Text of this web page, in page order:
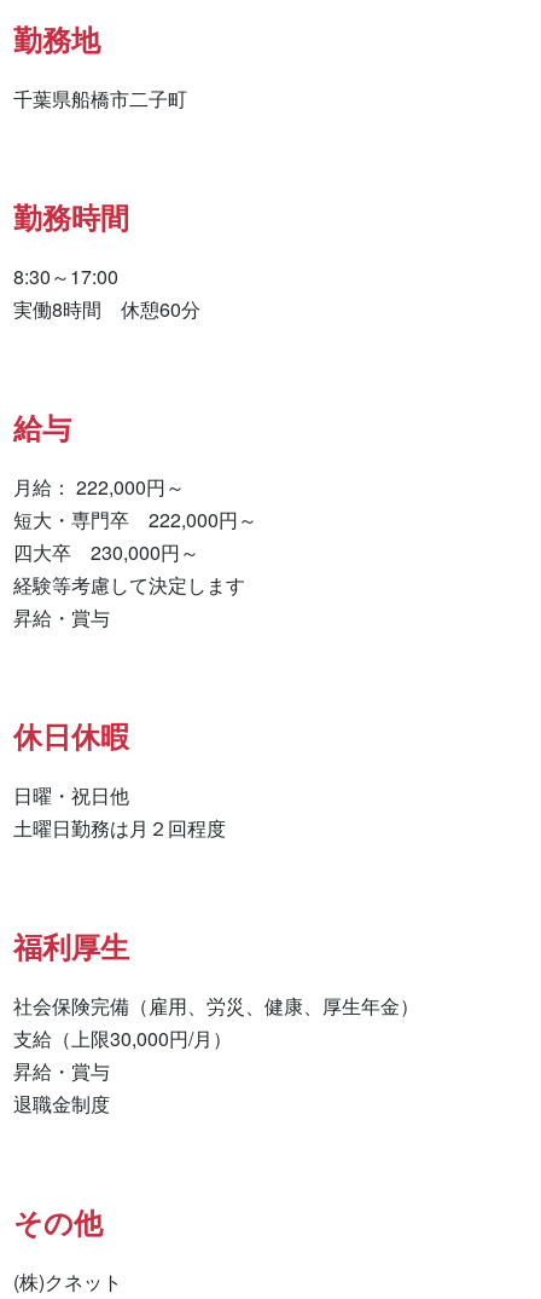
勤務地
千葉県船橋市二子町
勤務時間
8:30～17:00
実働8時間　休憩60分
給与
月給： 222,000円～
短大・専門卒　222,000円～
四大卒　230,000円～
経験等考慮して決定します
昇給・賞与
休日休暇
日曜・祝日他
土曜日勤務は月２回程度
福利厚生
社会保険完備（雇用、労災、健康、厚生年金）
支給（上限30,000円/月）
昇給・賞与
退職金制度
その他
(株)クネット